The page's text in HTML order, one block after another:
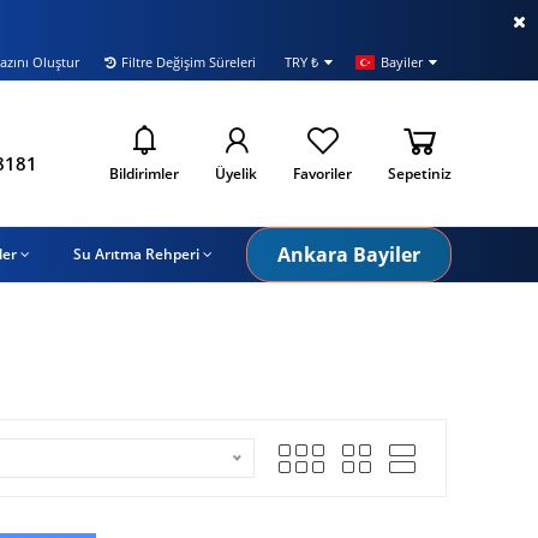
Oluştur Filtre Değişim Süreleri TRY ₺ Bayiler
Bildirimler Üyelik Favoriler Sepetiniz
Su Arıtma Rehperi Ankara Bayiler